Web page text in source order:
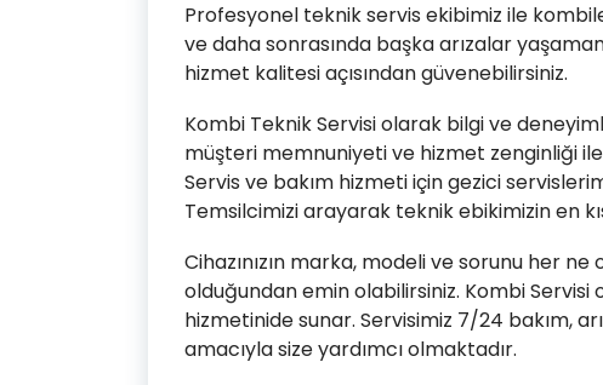
Profesyonel teknik servis ekibimiz ile
ve daha sonrasında başka arızalar
hizmet kalitesi açısından güvenebilirsiniz.
Kombi Teknik Servisi olarak bilgi ve
müşteri memnuniyeti ve hizmet zenginliği
Servis ve bakım hizmeti için gezici
Temsilcimizi arayarak teknik ebikimizin en
Cihazınızın marka, modeli ve sorunu her
olduğundan emin olabilirsiniz. Kombi
hizmetinide sunar. Servisimiz 7/24 bakım,
amacıyla size yardımcı olmaktadır.